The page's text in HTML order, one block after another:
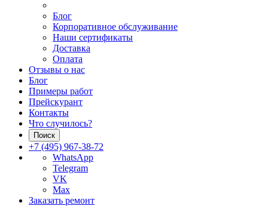
Блог
Корпоративное обслуживание
Наши сертификаты
Доставка
Оплата
Отзывы о нас
Блог
Примеры работ
Прейскурант
Контакты
Что случилось?
Поиск
+7 (495) 967-38-72
WhatsApp
Telegram
VK
Max
Заказать ремонт